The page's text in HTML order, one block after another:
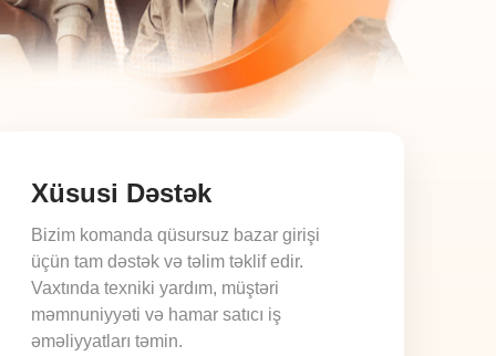
Xüsusi Dəstək
Bizim komanda qüsursuz bazar girişi
üçün tam dəstək və təlim təklif edir.
Vaxtında texniki yardım, müştəri
məmnuniyyəti və hamar satıcı iş
əməliyyatları təmin.